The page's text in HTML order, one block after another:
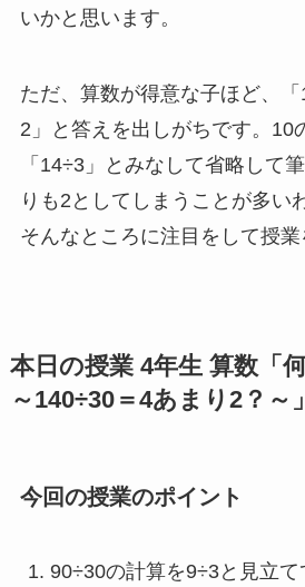
いかと思います。
ただ、算数が得意な子ほど、
2」
と答えを出しがちです。10
「14÷3」
とみなして省略して
りも2としてしまうことが多い
そんなところに注目をして授業
本日の授業 4年生 算数「
～140÷30＝4あまり2？～」
今回の授業のポイント
90÷30の計算を9÷3と見立て